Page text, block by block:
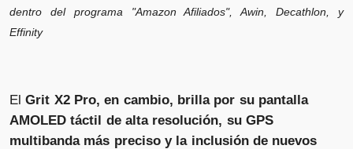
X2 Pro Titan: un Reloj Robusto de Titanio con GPS,
Polar Grit X2 Pro
Vendido por
dentro del programa "Amazon Afiliados", Awin, Decathlon, y
Effinity
ElGrit X2 Pro, en cambio, brilla por su pantalla
AMOLED táctil de alta resolución, su GPS
multibanda más preciso y la inclusión de nuevos